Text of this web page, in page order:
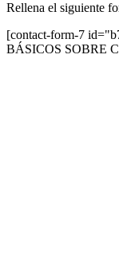
Rellena el siguiente
[contact-form-7
BÁSICOS SOBRE